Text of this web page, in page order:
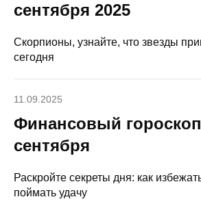
сентября 2025
Скорпионы, узнайте, что звезды
сегодня
11.09.2025
Финансовый
сентября
Раскройте секреты дня: как
поймать удачу